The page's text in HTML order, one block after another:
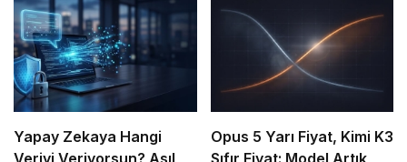
Yapay Zekaya Hangi
Opus 5 Yarı Fiyat, Kimi K3